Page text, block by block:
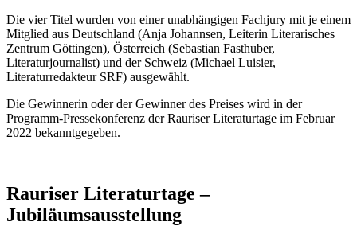
Die vier Titel wurden von einer unabhängigen Fachjury mit je einem
Mitglied aus Deutschland (Anja Johannsen, Leiterin Literarisches
Zentrum Göttingen), Österreich (Sebastian Fasthuber,
Literaturjournalist) und der Schweiz (Michael Luisier,
Literaturredakteur SRF) ausgewählt.
Die Gewinnerin oder der Gewinner des Preises wird in der
Programm-Pressekonferenz der Rauriser Literaturtage im Februar
2022 bekanntgegeben.
Rauriser Literaturtage –
Jubiläumsausstellung